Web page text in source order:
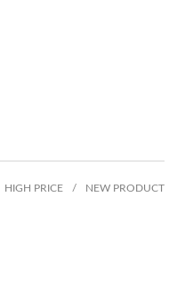
HIGH PRICE / NEW PRODUCT